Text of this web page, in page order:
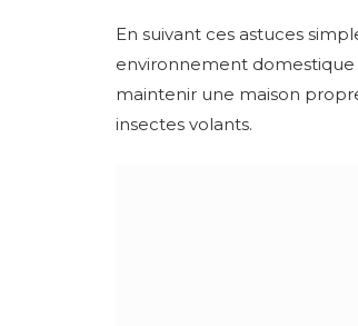
En suivant ces astuces
environnement
maintenir une maison
insectes volants.